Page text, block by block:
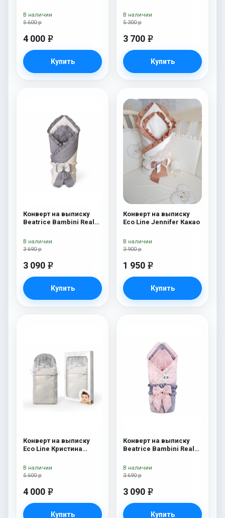
5 600 р
4 000 e
Купить
В наличии
5 300 р
3 700 e
Купить
В наличии
Конверт на выписку
Beatrice Bambini Reale
3 690 р
3 090 e
Купить
В наличии
Конверт на выписку
Eco Line Jennifer Какао
3 900 р
1 950 e
Купить
В наличии
Конверт на выписку
Eco Line Кристина
5 600 р
4 000 e
Купить
В наличии
Конверт на выписку
Beatrice Bambini Reale
3 690 р
3 090 e
Купить
В наличии